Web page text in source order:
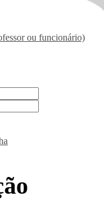
ou funcionário)